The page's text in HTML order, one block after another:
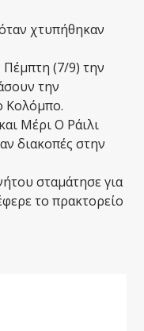
χτυπήθηκαν
Πέμπτη (7/9) την
την
Κολόμπο.
Μέρι Ο Ράιλι
διακοπές στην
σταμάτησε για
το πρακτορείο